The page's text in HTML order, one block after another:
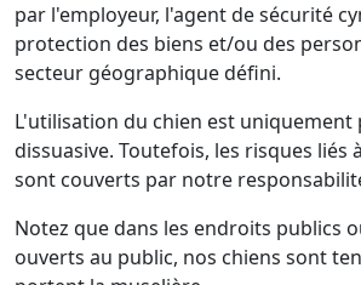
par l'employeur, l'agent de sécurité
protection des biens et/ou des
secteur géographique défini.
L'utilisation du chien est uniquement
dissuasive. Toutefois, les risques liés
sont couverts par notre
Notez que dans les endroits publics
ouverts au public, nos chiens sont